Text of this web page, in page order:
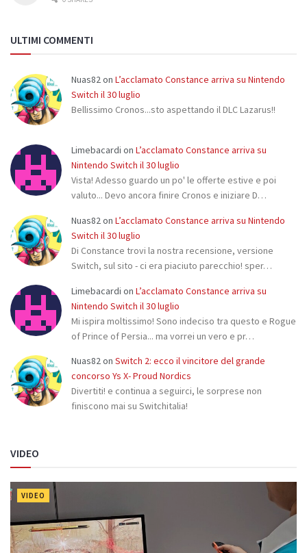
ULTIMI COMMENTI
Nuas82on L’acclamato Constance arriva su Nintendo
Switch il 30 luglio
Bellissimo Cronos...sto aspettando il DLC Lazarus!!
Limebacardi on L’acclamato Constance arriva su
Nintendo Switch il 30 luglio
Vista! Adesso guardo un po' le offerte estive e poi
valuto... Devo ancora finire Cronos e iniziare D…
Nuas82on L’acclamato Constance arriva su Nintendo
Switch il 30 luglio
Di Constance trovi la nostra recensione, versione
Switch, sul sito - ci era piaciuto parecchio! sper…
Limebacardi on L’acclamato Constance arriva su
Nintendo Switch il 30 luglio
Mi ispira moltissimo! Sono indeciso tra questo e Rogue
of Prince of Persia... ma vorrei un vero e pr…
Nuas82on Switch 2: ecco il vincitore del grande
concorso Ys X- Proud Nordics
Divertiti! e continua a seguirci, le sorprese non
finiscono mai su Switchitalia!
VIDEO
VIDEO